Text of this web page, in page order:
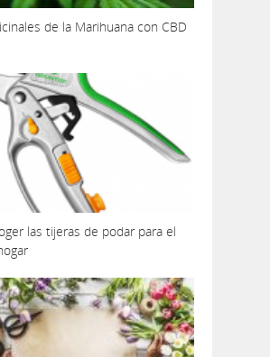
de la Marihuana con CBD
las tijeras de podar para el